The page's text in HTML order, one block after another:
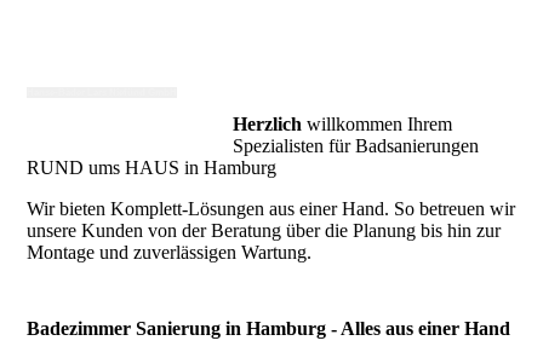
Herzlich willkommen Ihrem
Spezialisten für Badsanierungen
RUND ums HAUS in Hamburg
Wir bieten Komplett-Lösungen aus einer Hand. So betreuen wir
unsere Kunden von der Beratung über die Planung bis hin zur
Montage und zuverlässigen Wartung.
Badezimmer Sanierung in Hamburg - Alles aus einer Hand